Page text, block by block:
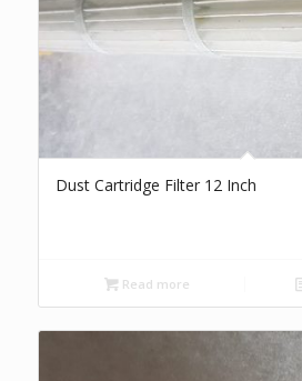
Dust Cartridge Filter 12 Inch
Read more